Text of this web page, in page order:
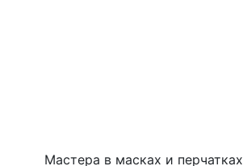
Мастера в масках и перчатках